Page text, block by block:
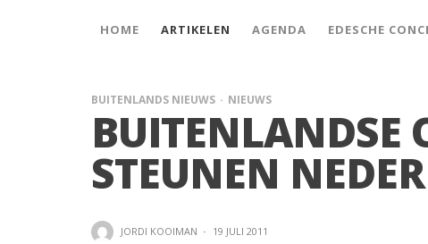
HOME ARTIKELEN AGENDA EDESCHE
BUITENLANDS NIEUWS NIEUWS
BUITENLANDSE
STEUNEN
JORDI KOOIMAN · 19 JULI 2011